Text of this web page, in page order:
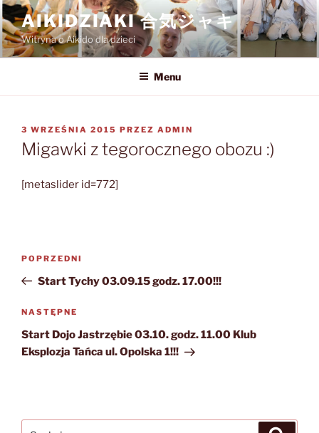
Przejdź
do
treści
AIKIDZIAKI 合気ジャキ
Witryna o Aikido dla dzieci
Menu
OPUBLIKOWANE
W
3 WRZEŚNIA 2015 PRZEZ ADMIN
Migawki z tegorocznego obozu :)
[metaslider id=772]
Poprzedni
wpis
POPRZEDNI
Start Tychy 03.09.15 godz. 17.00!!!
Następny
wpis
NASTĘPNE
Start Dojo Jastrzębie 03.10. godz. 11.00 Klub
Eksplozja Tańca ul. Opolska 1!!!